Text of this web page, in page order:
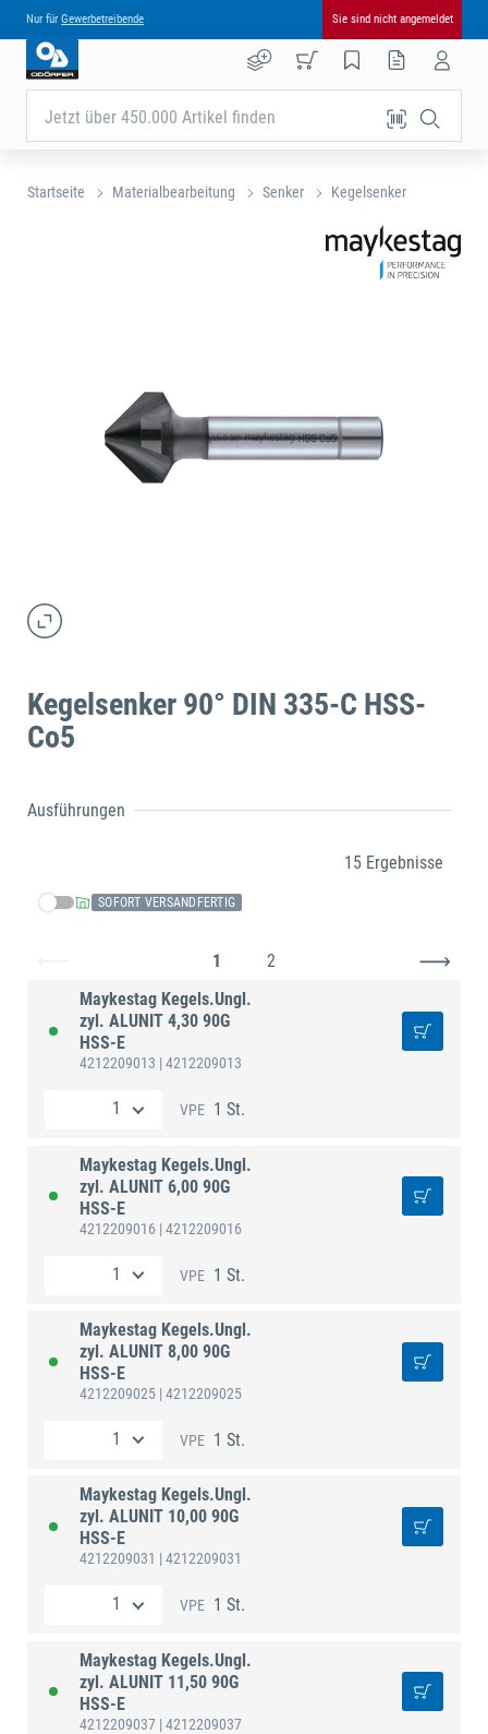
Nur für Gewerbetreibende Sie sind nicht angemeldet
Jetzt über 450.000 Artikel finden
Startseite Materialbearbeitung Senker Kegelsenker
Kegelsenker 90° DIN 335-C HSS-
Co5
Ausführungen
15 Ergebnisse
SOFORT VERSANDFERTIG
1
2
Maykestag Kegels.Ungl.
zyl. ALUNIT 4,30 90G
HSS-E
4212209013 | 4212209013
VPE 1 St.
Maykestag Kegels.Ungl.
zyl. ALUNIT 6,00 90G
HSS-E
4212209016 | 4212209016
VPE 1 St.
Maykestag Kegels.Ungl.
zyl. ALUNIT 8,00 90G
HSS-E
4212209025 | 4212209025
VPE 1 St.
Maykestag Kegels.Ungl.
zyl. ALUNIT 10,00 90G
HSS-E
4212209031 | 4212209031
VPE 1 St.
Maykestag Kegels.Ungl.
zyl. ALUNIT 11,50 90G
HSS-E
4212209037 | 4212209037